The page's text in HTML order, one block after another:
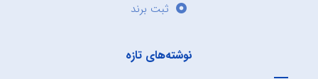
ثبت برند
نوشته‌های تازه